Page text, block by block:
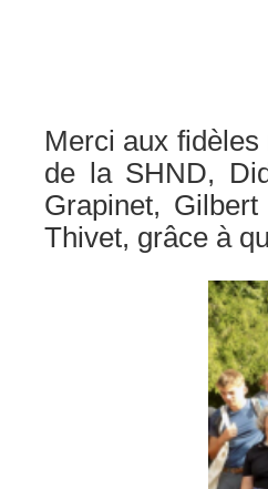
Merci aux
de la SHND,
Grapinet,
Thivet, grâce à